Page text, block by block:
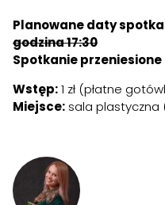
Planowane daty
godzina 17:30
Spotkanie przeniesione
Wstęp:1 zł (płatne
Miejsce: sala plastyczna